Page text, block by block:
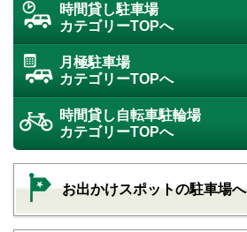
時間貸し駐車場
カテゴリーTOPへ
月極駐車場
カテゴリーTOPへ
時間貸し自転車駐輪場
カテゴリーTOPへ
お出かけスポットの駐車場へ